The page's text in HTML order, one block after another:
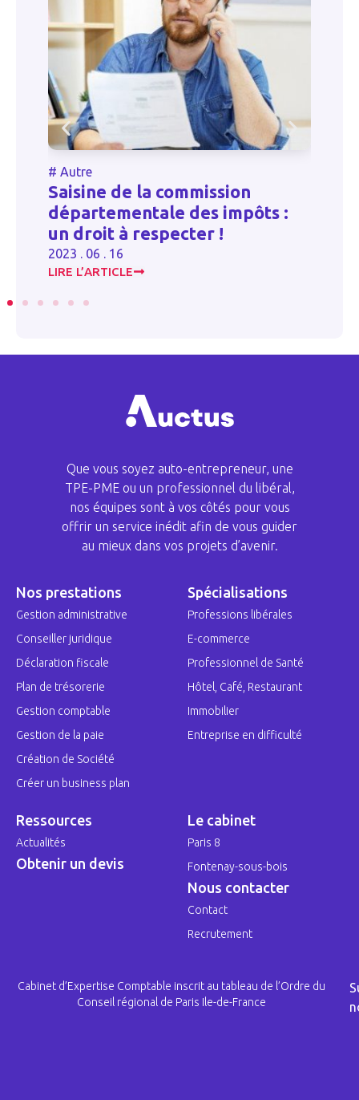
# Autre
Saisine de la commission
départementale des impôts :
un droit à respecter !
2023 . 06 . 16
LIRE L’ARTICLE
Que vous soyez auto-entrepreneur, une
TPE-PME ou un professionnel du libéral,
nos équipes sont à vos côtés pour vous
offrir un service inédit afin de vous guider
au mieux dans vos projets d’avenir.
Nos prestations
Gestion administrative
Conseiller juridique
Déclaration fiscale
Plan de trésorerie
Gestion comptable
Gestion de la paie
Création de Société
Créer un business plan
Spécialisations
Professions libérales
E-commerce
Professionnel de Santé
Hôtel, Café, Restaurant
Immobilier
Entreprise en difficulté
Ressources
Actualités
Obtenir un devis
Le cabinet
Paris 8
Fontenay-sous-bois
Nous contacter
Contact
Recrutement
Cabinet d’Expertise Comptable inscrit au tableau de l’Ordre du
Conseil régional de Paris Ile-de-France